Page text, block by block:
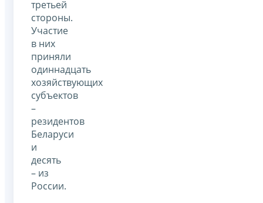
третьей
стороны.
Участие
в них
приняли
одиннадцать
хозяйствующих
субъектов
–
резидентов
Беларуси
и
десять
– из
России.